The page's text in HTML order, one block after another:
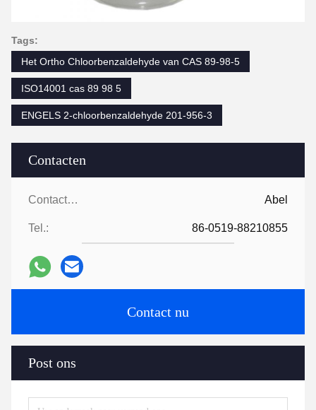
Contacten
Contacten: Abel
Tel.: 86-0519-88210855
Contact nu
Post ons
Tags:
Het Ortho Chloorbenzaldehyde van CAS 89-98-5
ISO14001 cas 89 98 5
ENGELS 2-chloorbenzaldehyde 201-956-3